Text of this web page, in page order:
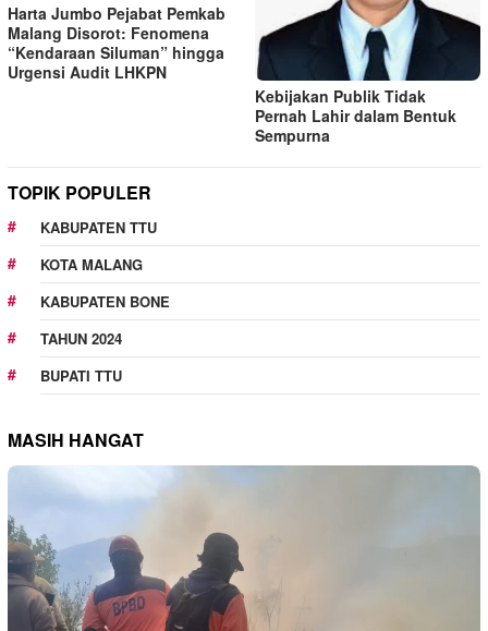
Harta Jumbo Pejabat Pemkab
Malang Disorot: Fenomena
“Kendaraan Siluman” hingga
Urgensi Audit LHKPN
Kebijakan Publik Tidak
Pernah Lahir dalam Bentuk
Sempurna
TOPIK POPULER
KABUPATEN TTU
KOTA MALANG
KABUPATEN BONE
TAHUN 2024
BUPATI TTU
MASIH HANGAT